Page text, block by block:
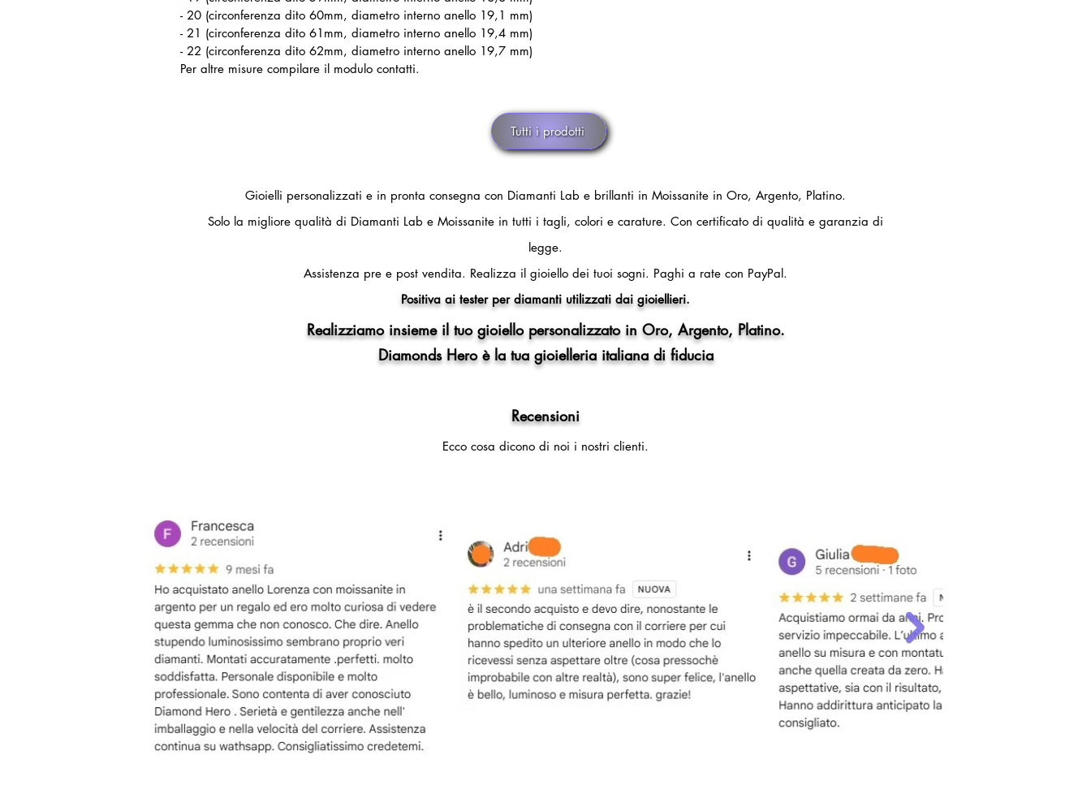
- 20 (circonferenza dito 60mm, diametro interno anello 19,1 mm)
- 21 (circonferenza dito 61mm, diametro interno anello 19,4 mm)
- 22 (circonferenza dito 62mm, diametro interno anello 19,7 mm)
Per altre misure compilare il modulo contatti.
Tutti i prodotti
Gioielli personalizzati e in pronta consegna con Diamanti Lab e brillanti in Moissanite in Oro, Argento, Platino.
Solo la migliore qualità di Diamanti Lab e Moissanite in tutti i tagli, colori e carature. Con certificato di qualità e garanzia di
legge.
Assistenza pre e post vendita. Realizza il gioiello dei tuoi sogni. Paghi a rate con PayPal.
Positiva ai tester per diamanti utilizzati dai gioiellieri.
Realizziamo insieme il tuo gioiello personalizzato in Oro, Argento, Platino.
Diamonds Hero è la tua gioielleria italiana di fiducia
Recensioni
Ecco cosa dicono di noi i nostri clienti.